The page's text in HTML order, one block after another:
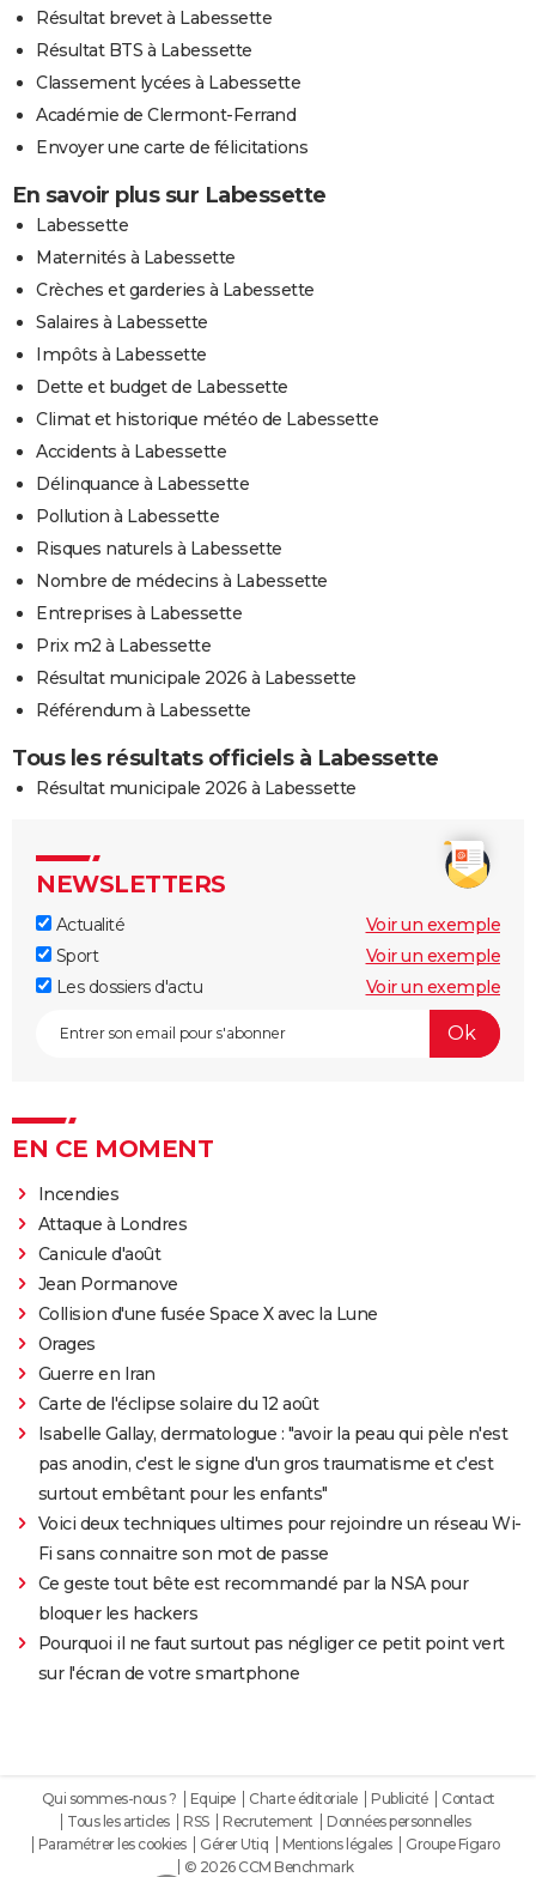
Résultat brevet à Labessette
Résultat BTS à Labessette
Classement lycées à Labessette
Académie de Clermont-Ferrand
Envoyer une carte de félicitations
En savoir plus sur Labessette
Labessette
Maternités à Labessette
Crèches et garderies à Labessette
Salaires à Labessette
Impôts à Labessette
Dette et budget de Labessette
Climat et historique météo de Labessette
Accidents à Labessette
Délinquance à Labessette
Pollution à Labessette
Risques naturels à Labessette
Nombre de médecins à Labessette
Entreprises à Labessette
Prix m2 à Labessette
Résultat municipale 2026 à Labessette
Référendum à Labessette
Tous les résultats officiels à Labessette
Résultat municipale 2026 à Labessette
NEWSLETTERS
Actualité
Voir un exemple
Sport
Voir un exemple
Les dossiers d'actu
Voir un exemple
EN CE MOMENT
Incendies
Attaque à Londres
Canicule d'août
Jean Pormanove
Collision d'une fusée Space X avec la Lune
Orages
Guerre en Iran
Carte de l'éclipse solaire du 12 août
Isabelle Gallay, dermatologue : "avoir la peau qui pèle n'est
pas anodin, c'est le signe d'un gros traumatisme et c'est
surtout embêtant pour les enfants"
Voici deux techniques ultimes pour rejoindre un réseau Wi-
Fi sans connaitre son mot de passe
Ce geste tout bête est recommandé par la NSA pour
bloquer les hackers
Pourquoi il ne faut surtout pas négliger ce petit point vert
sur l'écran de votre smartphone
Qui sommes-nous ? Equipe Charte éditoriale Publicité
Contact
Tous les articles
RSS Recrutement
Données personnelles
Paramétrer les cookies
Gérer Utiq Mentions légales
Groupe Figaro
© 2026 CCM Benchmark